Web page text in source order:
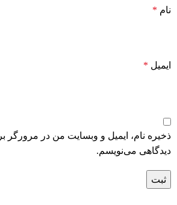
نام *
ایمیل *
ذخیره نام، ایمیل و وبسایت من در مرورگر
دیدگاهی می‌نویسم.